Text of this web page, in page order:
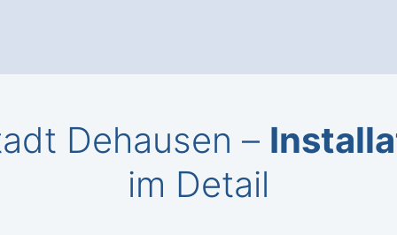
Dehausen –
im Detail